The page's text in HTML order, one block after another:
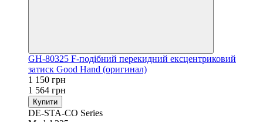
GH-80325 F-подібний перекидний ексцентриковий
затиск Good Hand (оригинал)
1 150 грн
1 564 грн
Купити
DE-STA-CO Series